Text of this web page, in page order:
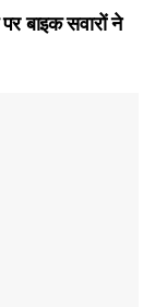
बाइक सवारों ने